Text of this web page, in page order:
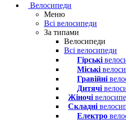
Велосипеди
Меню
Всі велосипеди
За типами
Велосипеди
Всі велосипеди
Гірські
Міські
Гравійні
Дитячі
Жіночі
Складні
Електро